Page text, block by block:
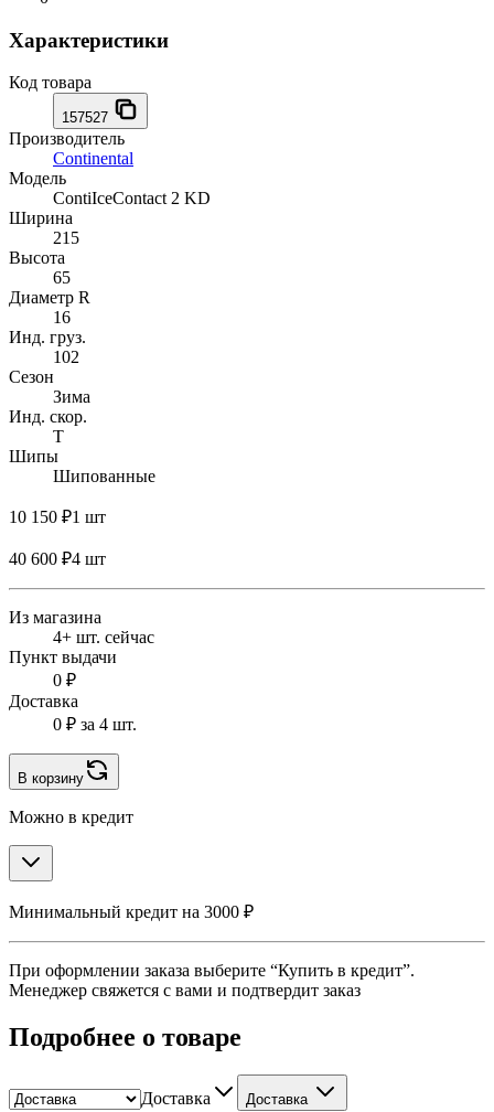
Характеристики
Код товара
157527
Производитель
Continental
Модель
ContiIceContact 2 KD
Ширина
215
Высота
65
Диаметр R
16
Инд. груз.
102
Сезон
Зима
Инд. скор.
T
Шипы
Шипованные
10 150 ₽1 шт
40 600 ₽4 шт
Из магазина
4+ шт. сейчас
Пункт выдачи
0 ₽
Доставка
0 ₽ за 4 шт.
В корзину
Можно в кредит
Минимальный кредит на 3000 ₽
При оформлении заказа выберите “Купить в кредит”.
Менеджер свяжется с вами и подтвердит заказ
Подробнее о товаре
Доставка Доставка